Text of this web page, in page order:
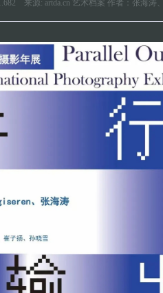
来源: artda.cn 艺术档案 作者：张海涛